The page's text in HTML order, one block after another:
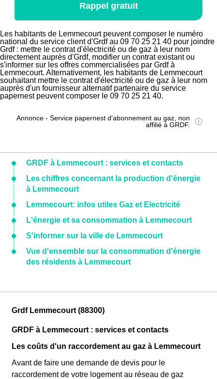
Rappel gratuit
Les habitants de Lemmecourt peuvent composer le numéro
national du service client d'Grdf au 09 70 25 21 40 pour joindre
Grdf : mettre le contrat d'électricité ou de gaz à leur nom
directement auprès d'Grdf, modifier un contrat existant ou
s'informer sur les offres commercialisées par Grdf à
Lemmecourt. Alternativement, les habitants de Lemmecourt
souhaitant mettre le contrat d'électricité ou de gaz à leur nom
auprès d'un fournisseur alternatif partenaire du service
papernest peuvent composer le 09 70 25 21 40.
Annonce - Service papernest d'abonnement au gaz, non
affilié à GRDF.
GRDF à Lemmecourt : services et contacts
Les chiffres concernant la production d'énergie
à Lemmecourt
Lemmecourt: infos utiles Gaz et Electricité
L'énergie et sa consommation à Lemmecourt
S'informer sur la ville de Lemmecourt
Vue d'ensemble sur la consommation d'énergie
des résidents à Lemmecourt
Grdf Lemmecourt (88300)
GRDF à Lemmecourt : services et contacts
Les coûts d'un raccordement au gaz à Lemmecourt
Avant de faire une demande de devis pour le
raccordement de votre logement au réseau de gaz